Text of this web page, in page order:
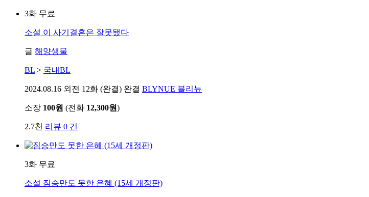
3화 무료
소설 이 사기결혼은 잘못됐다
글 해양생물
BL > 국내BL
2024.08.16 외전 12화 (완결) 완결 BLYNUE 블리뉴
소장 100원 (전화 12,300원)
2.7천 리뷰 0 건
3화 무료
소설 짐승만도 못한 은혜 (15세 개정판)